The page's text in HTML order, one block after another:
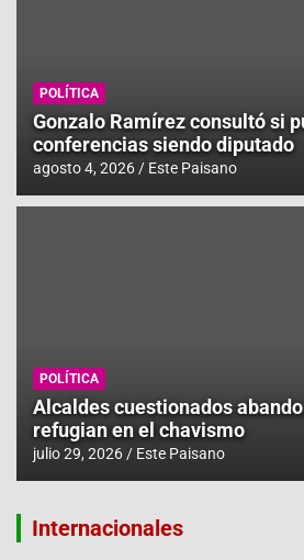
POLÍTICA
Gonzalo Ramírez consultó si
conferencias siendo diputado
agosto 4, 2026 Este Paisano
POLÍTICA
Alcaldes cuestionados
refugian en el chavismo
julio 29, 2026 Este Paisano
Internacionales